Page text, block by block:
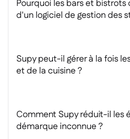
Pourquoi les bars et bistrots
d'un logiciel de gestion des
Supy peut-il gérer à la fois
et de la cuisine ?
Comment Supy réduit-il les
démarque inconnue ?